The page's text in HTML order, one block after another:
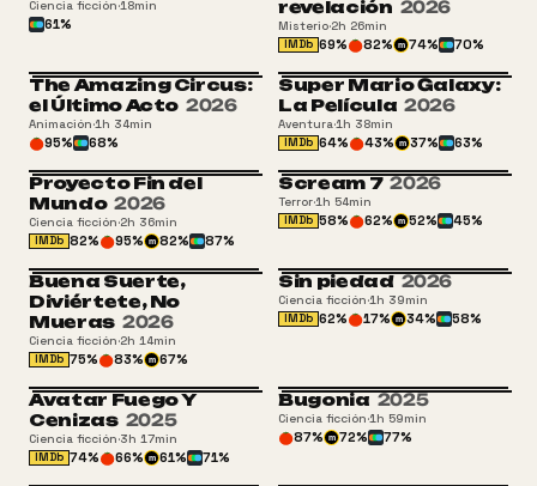
Ciencia ficción·18min
61%
revelación 2026
Misterio·2h 26min
IMDb 69% 82% m 74% 70%
+18
The Amazing Circus:
el Último Acto 2026
Animación·1h 34min
95% 68%
ATP
Super Mario Galaxy:
La Película 2026
Aventura·1h 38min
IMDb 64% 43% m 37% 63%
Proyecto Fin del
Mundo 2026
Ciencia ficción·2h 36min
IMDb 82% 95% m 82% 87%
SAM 16
Scream 7 2026
Terror·1h 54min
IMDb 58% 62% m 52% 45%
Buena Suerte,
Diviértete, No
Mueras 2026
Ciencia ficción·2h 14min
IMDb 75% 83% m 67%
Sin piedad 2026
Ciencia ficción·1h 39min
IMDb 62% 17% m 34% 58%
Avatar Fuego Y
Cenizas 2025
Ciencia ficción·3h 17min
IMDb 74% 66% m 61% 71%
Bugonia 2025
Ciencia ficción·1h 59min
87% m 72% 77%